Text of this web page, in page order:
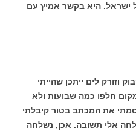
ישראל. היא בקשר אמיץ עם
וזורק לים ייתכן שהייתי
חלפו כמה שבועות ולא
את המכתב בטור קיבלתי
אלי תשובה. אכן, נשלחה